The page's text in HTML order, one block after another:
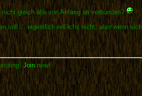
gleich alle von Anfang an verbünden?
soll.... eigentlich will ichs nicht, aber wenn
Joinnow!